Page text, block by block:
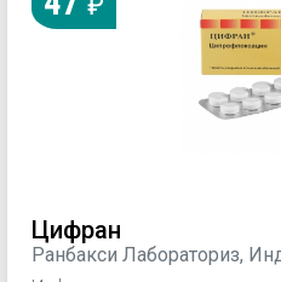
Цифран
Ранбакси Лабораториз,